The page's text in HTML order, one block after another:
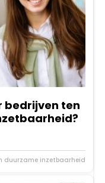
bedrijven ten
duurzame inzetbaarheid